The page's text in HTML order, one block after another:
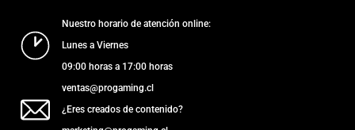
Nuestro horario de atención online:
Lunes a Viernes
09:00 horas a 17:00 horas
ventas@progaming.cl
¿Eres creados de contenido?